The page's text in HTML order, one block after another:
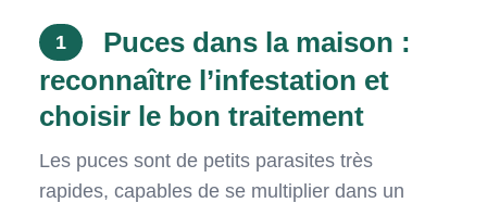
1
Puces dans la maison :
reconnaître l’infestation et
choisir le bon traitement
Les puces sont de petits parasites très
rapides, capables de se multiplier dans un